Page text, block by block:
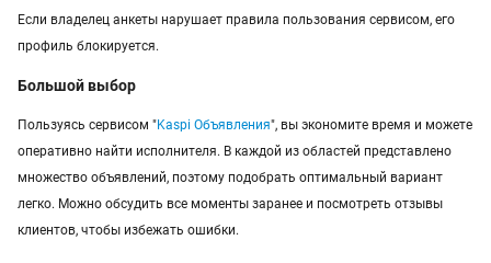
Если владелец анкеты нарушает правила пользования сервисом, его
профиль блокируется.
Большой выбор
Пользуясь сервисом "Kaspi Объявления", вы экономите время и можете
оперативно найти исполнителя. В каждой из областей представлено
множество объявлений, поэтому подобрать оптимальный вариант
легко. Можно обсудить все моменты заранее и посмотреть отзывы
клиентов, чтобы избежать ошибки.